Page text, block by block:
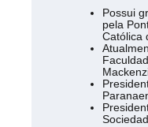
Possui
pela
Católica